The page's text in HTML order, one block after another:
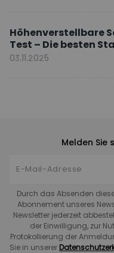
Höhenverstellbare
Test – Die besten
Vergleich
03.11.2025
Melden Sie
Durch das Absenden
Abonnement unseres
Newsletter jederzeit
der Einwilligung, zur
Protokollierung der
Sie in unserer